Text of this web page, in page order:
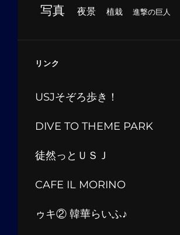
写真 夜景 植栽 進撃の巨人
リンク
USJそぞろ歩き！
DIVE TO THEME PARK
徒然っとＵＳＪ
CAFE IL MORINO
ゥキ② 韓華らいふ♪